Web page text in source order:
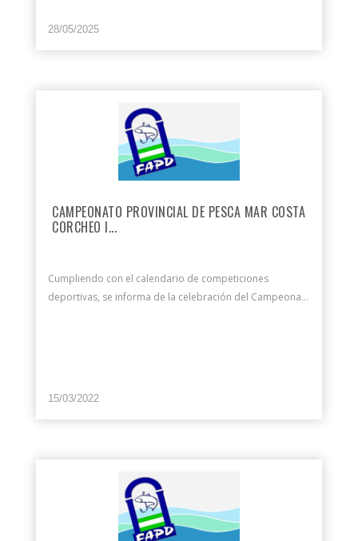
28/05/2025
CAMPEONATO PROVINCIAL DE PESCA MAR COSTA
CORCHEO I...
Cumpliendo con el calendario de competiciones
deportivas, se informa de la celebración del Campeona...
15/03/2022